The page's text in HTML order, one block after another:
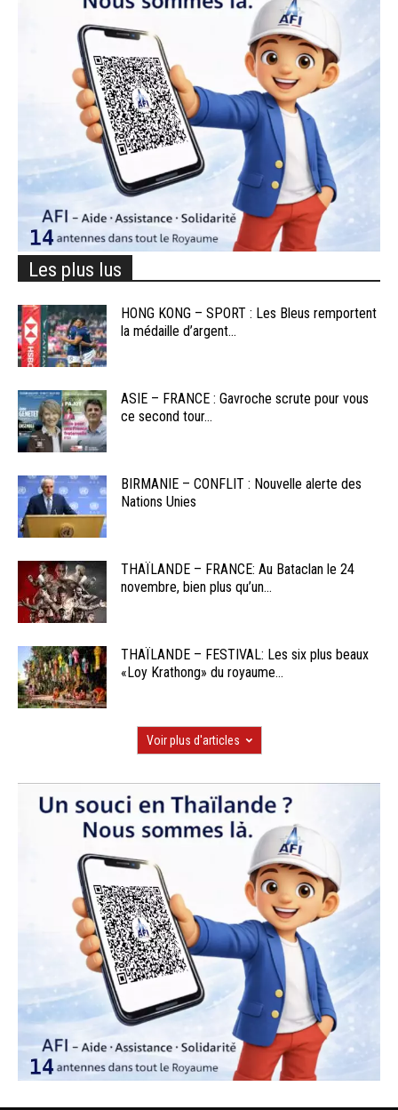
Les plus lus
HONG KONG – SPORT : Les Bleus remportent
la médaille d’argent...
ASIE – FRANCE : Gavroche scrute pour vous
ce second tour...
BIRMANIE – CONFLIT : Nouvelle alerte des
Nations Unies
THAÏLANDE – FRANCE: Au Bataclan le 24
novembre, bien plus qu’un...
THAÏLANDE – FESTIVAL: Les six plus beaux
«Loy Krathong» du royaume...
Voir plus d'articles